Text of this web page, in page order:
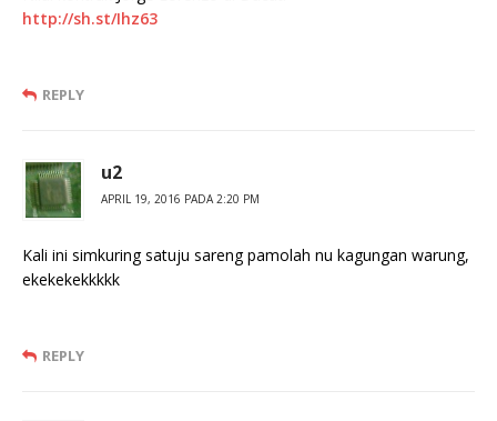
http://sh.st/Ihz63
REPLY
u2
APRIL 19, 2016 PADA 2:20 PM
Kali ini simkuring satuju sareng pamolah nu kagungan warung,
ekekekekkkkk
REPLY